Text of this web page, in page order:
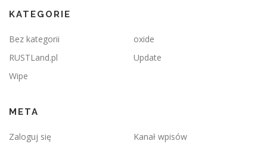
KATEGORIE
Bez kategorii
oxide
RUSTLand.pl
Update
Wipe
META
Zaloguj się
Kanał wpisów